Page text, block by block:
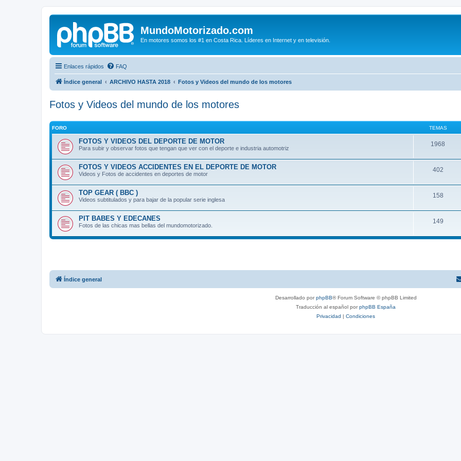
MundoMotorizado.com
En motores somos los #1 en Costa Rica. Líderes en Internet y en televisión.
Enlaces rápidos FAQ
Índice general ARCHIVO HASTA 2018 Fotos y Videos del mundo de los motores
Fotos y Videos del mundo de los motores
FORO TEMAS
FOTOS Y VIDEOS DEL DEPORTE DE MOTOR
Para subir y observar fotos que tengan que ver con el deporte e industria automotriz
1968
FOTOS Y VIDEOS ACCIDENTES EN EL DEPORTE DE MOTOR
Videos y Fotos de accidentes en deportes de motor
402
TOP GEAR ( BBC )
Videos subtitulados y para bajar de la popular serie inglesa
158
PIT BABES Y EDECANES
Fotos de las chicas mas bellas del mundomotorizado.
149
Índice general
Desarrollado porphpBB® Forum Software © phpBB Limited
Traducción al español porphpBB España
Privacidad | Condiciones